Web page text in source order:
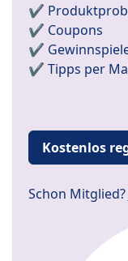
✔️
✔️ Coupons
✔️
✔️ Tipps per
Kostenlos
Schon Mitglied?